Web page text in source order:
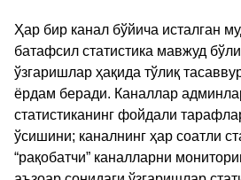
Ҳар бир канал бўйича исталган
батафсил статистика мавжуд
ўзгаришлар ҳақида тўлиқ
ёрдам беради. Каналлар
статистиканинг фойдали
ўсишини; каналнинг ҳар соатли
“рақобатчи” каналларни